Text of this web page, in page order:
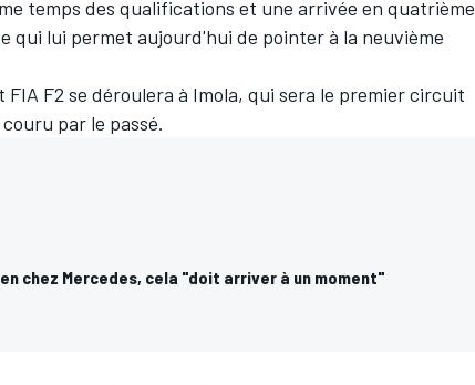
temps des qualifications et une arrivée en quatrième
qui lui permet aujourd'hui de pointerà la neuvième
F2 se déroulera à Imola, qui sera le premier circuit
par le passé.
chez Mercedes, cela "doit arriver à un moment"